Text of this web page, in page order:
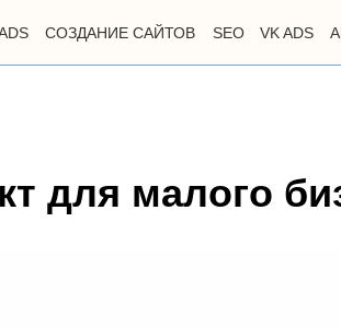
СОЗДАНИЕ САЙТОВ SEO VK ADS
для малого